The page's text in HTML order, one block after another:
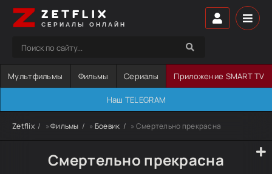
ZETFLIX
СЕРИАЛЫ ОНЛАЙН
Мультфильмы Фильмы Сериалы Приложение SMART TV
Наш TELEGRAM
Zetflix »Фильмы » Боевик » Смертельно прекрасна
Смертельно прекрасна